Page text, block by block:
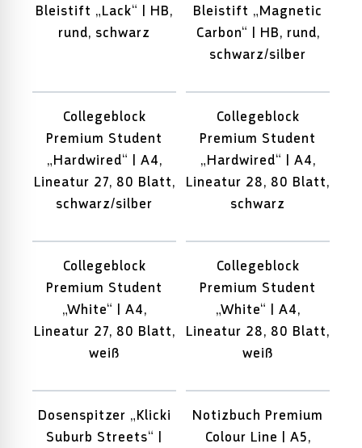
Bleistift „Lack“ | HB,
rund, schwarz
Bleistift „Magnetic
Carbon“ | HB, rund,
schwarz/silber
Collegeblock
Premium Student
„Hardwired“ | A4,
Lineatur 27, 80 Blatt,
schwarz/silber
Collegeblock
Premium Student
„Hardwired“ | A4,
Lineatur 28, 80 Blatt,
schwarz
Collegeblock
Premium Student
„White“ | A4,
Lineatur 27, 80 Blatt,
weiß
Collegeblock
Premium Student
„White“ | A4,
Lineatur 28, 80 Blatt,
weiß
Dosenspitzer „Klicki
Suburb Streets“ |
Notizbuch Premium
Colour Line | A5,